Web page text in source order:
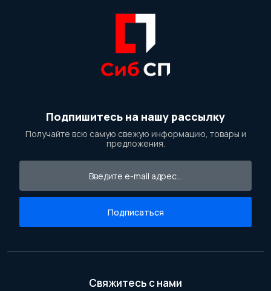
Подпишитесь на нашу рассылку
Получайте всю самую свежую информацию, товары и
предложения.
Подписаться
Свяжитесь с нами